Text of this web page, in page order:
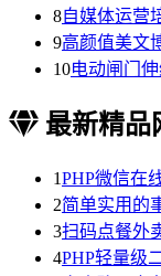
8自媒体运营
9高颜值美文
10电动闸门
最新精品
1PHP微信在
2简单实用的
3扫码点餐外
4PHP轻量级